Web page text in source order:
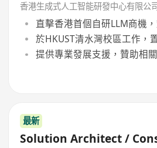
香港生成式人工智能研發中心有限公
直擊香港首個自研LLM商機
於HKUST清水灣校區工作，
提供專業發展支援，贊助相
最新
Solution Architect /